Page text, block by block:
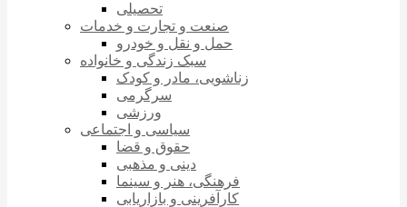
تحصیلی
صنعت و تجارت و خدمات
حمل و نقل و خودرو
سبک زندگی و خانواده
زناشویی، مادر و کودک
سرگرمی
ورزشی
سیاسی و اجتماعی
حقوق و قضا
دینی و مذهبی
فرهنگی، هنر و سینما
کارآفرینی و بازاریابی